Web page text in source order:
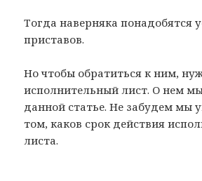
Тогда наверняка понадобятся
приставов.
Но чтобы обратиться к ним,
исполнительный лист. О нем
данной статье. Не забудем мы
том, каков срок действия
листа.